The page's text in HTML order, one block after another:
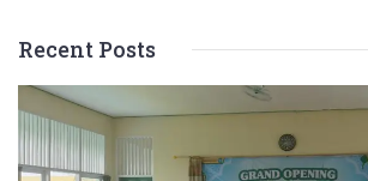
Recent Posts